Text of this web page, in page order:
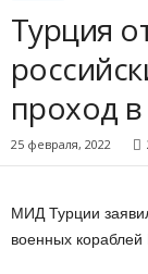
Турция
проход
25 февраля, 2022
МИД Турции
военных